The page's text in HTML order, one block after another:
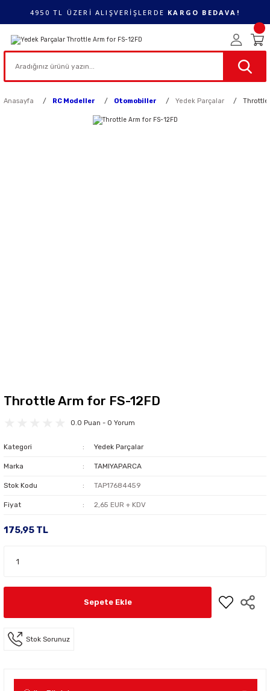
4950 TL ÜZERİ ALIŞVERİŞLERDE KARGO BEDAVA!
Anasayfa RC Modeller Otomobiller Yedek Parçalar Throttle
Throttle Arm for FS-12FD
0.0 Puan - 0 Yorum
Kategori Yedek Parçalar
Marka TAMIYAPARCA
Stok Kodu TAP17684459
Fiyat 2,65 EUR + KDV
175,95 TL
Sepete Ekle
Stok Sorunuz